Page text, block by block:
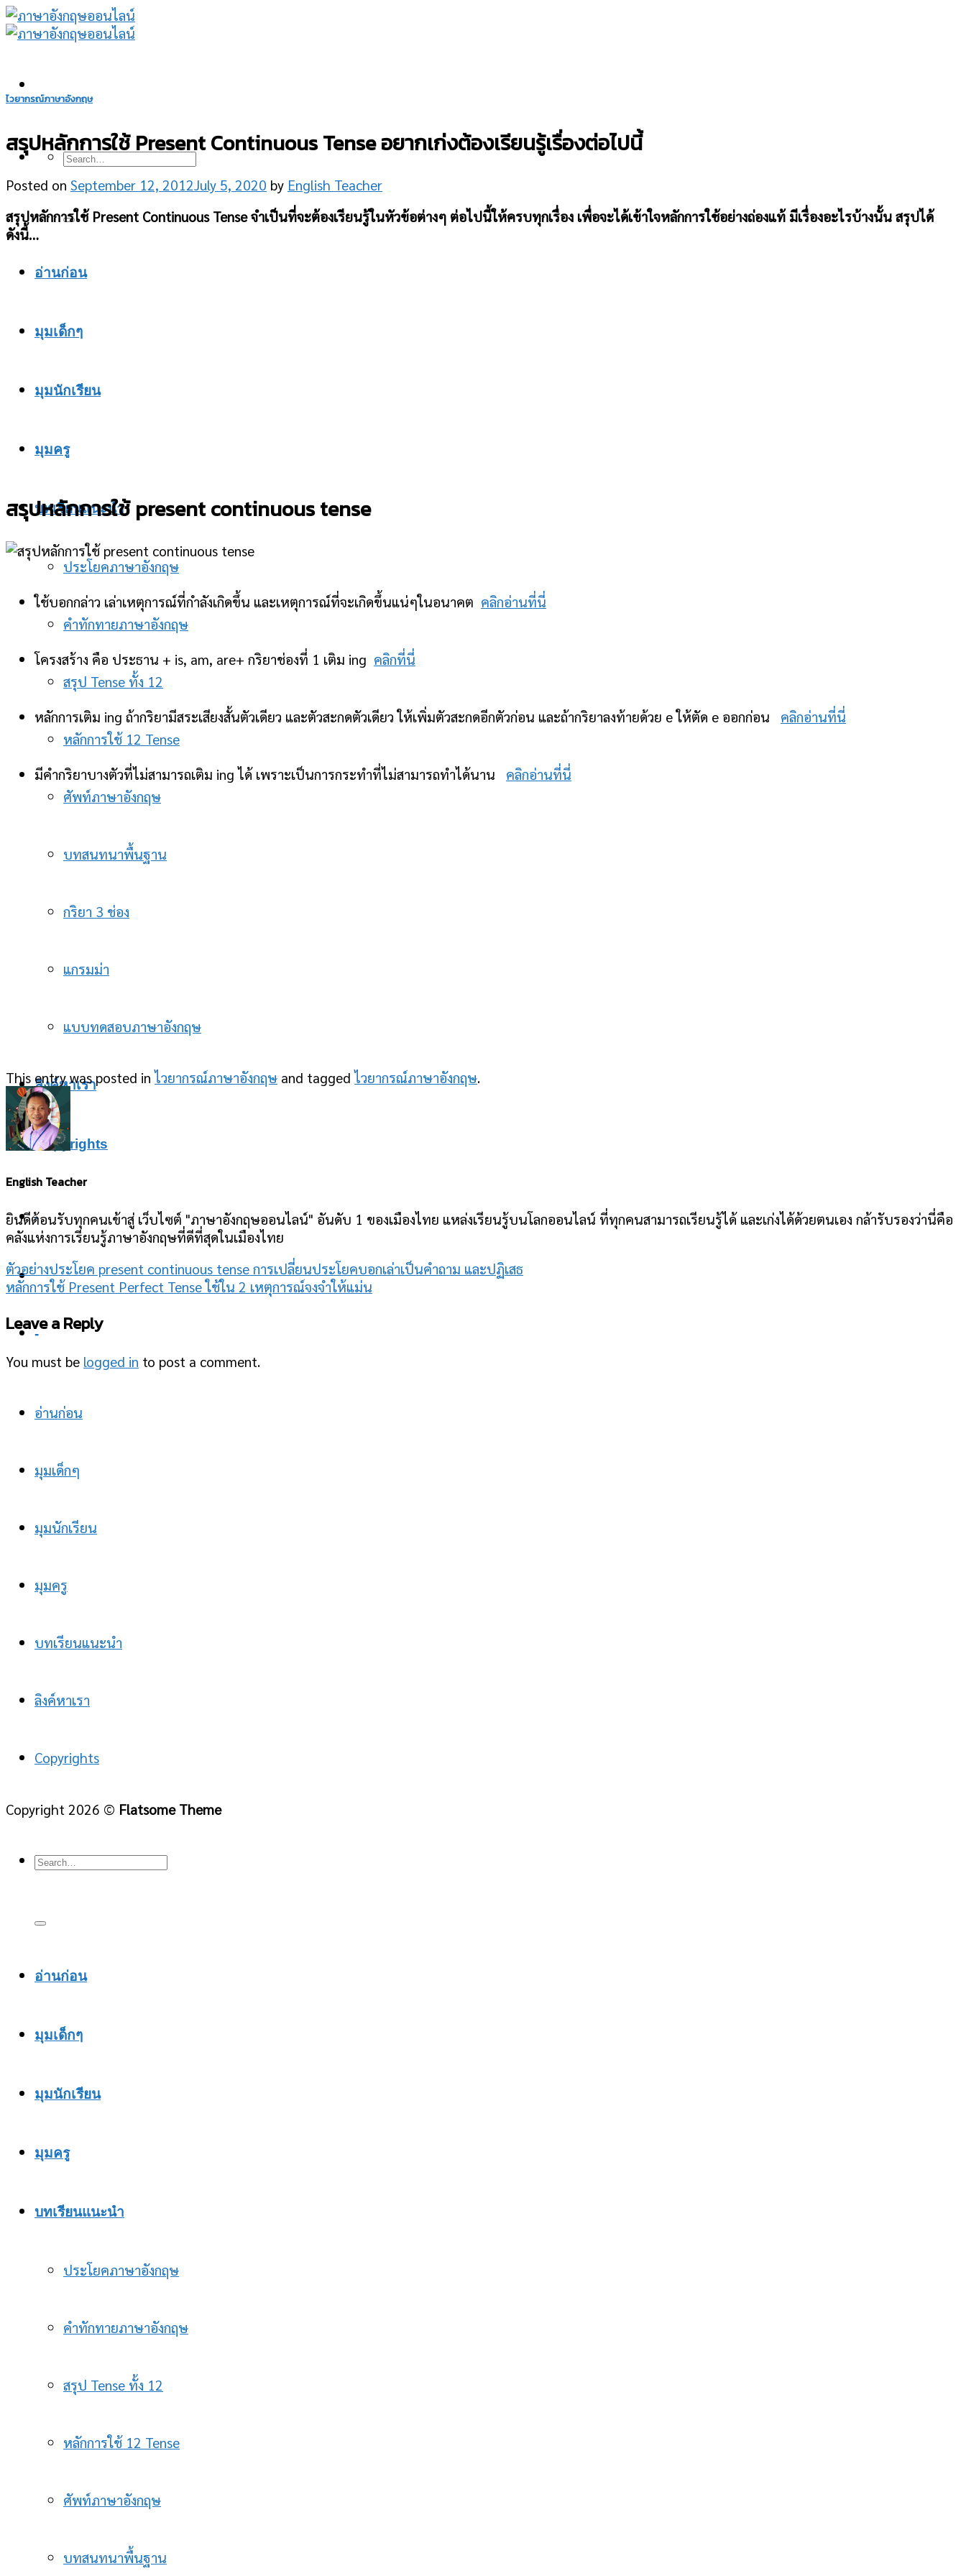
Skip
to
อ่านก่อน
มุมเด็กๆ
มุมนักเรียน
มุมครู
บทเรียนแนะนำ
ประโยคภาษาอังกฤษ
คำทักทายภาษาอังกฤษ
สรุป Tense ทั้ง 12
หลักการใช้ 12 Tense
ศัพท์ภาษาอังกฤษ
บทสนทนาพื้นฐาน
กริยา 3 ช่อง
แกรมม่า
แบบทดสอบภาษาอังกฤษ
ลิงค์หาเรา
Copyrights
-
-
ไวยากรณ์ภาษาอังกฤษ
สรุปหลักการใช้ Present Continuous Tense อยากเก่งต้องเรียนรู้เรื่องต่อไปนี้
Posted on September 12, 2012 July 5, 2020 by English Teacher
สรุปหลักการใช้ Present Continuous Tense จำเป็นที่จะต้องเรียนรู้ในหัวข้อต่างๆ ต่อไปนี้ให้ครบทุกเรื่อง เพื่อจะได้เข้าใจหลักการใช้อย่างถ่องแท้ มีเรื่องอะไรบ้างนั้น สรุปได้
ดังนี้…
สรุปหลักการใช้ present continuous tense
ใช้บอกกล่าว เล่าเหตุการณ์ที่กำลังเกิดขึ้น และเหตุการณ์ที่จะเกิดขึ้นแน่ๆในอนาคต คลิกอ่านที่นี่
โครงสร้าง คือ ประธาน + is, am, are+ กริยาช่องที่ 1 เติม ing คลิกที่นี่
หลักการเติม ing ถ้ากริยามีสระเสียงสั้นตัวเดียว และตัวสะกดตัวเดียว ให้เพิ่มตัวสะกดอีกตัวก่อน และถ้ากริยาลงท้ายด้วย e ให้ตัด e ออกก่อน คลิกอ่านที่นี่
มีคำกริยาบางตัวที่ไม่สามารถเติม ing ได้ เพราะเป็นการกระทำที่ไม่สามารถทำได้นาน คลิกอ่านที่นี่
This entry was posted inไวยากรณ์ภาษาอังกฤษ and taggedไวยากรณ์ภาษาอังกฤษ.
English Teacher
ยินดีต้อนรับทุกคนเข้าสู่ เว็บไซต์ "ภาษาอังกฤษออนไลน์" อันดับ 1 ของเมืองไทย แหล่งเรียนรู้บนโลกออนไลน์ ที่ทุกคนสามารถเรียนรู้ได้ และเก่งได้ด้วยตนเอง กล้ารับรองว่านี่คือ
คลังแห่งการเรียนรู้ภาษาอังกฤษที่ดีที่สุดในเมืองไทย
ตัวอย่างประโยค present continuous tense การเปลี่ยนประโยคบอกเล่าเป็นคำถาม และปฏิเสธ
หลักการใช้ Present Perfect Tense ใช้ใน 2 เหตุการณ์จงจำให้แม่น
Leave a Reply
You must be logged in to post a comment.
อ่านก่อน
มุมเด็กๆ
มุมนักเรียน
มุมครู
บทเรียนแนะนำ
ลิงค์หาเรา
Copyrights
Copyright 2026 © Flatsome Theme
อ่านก่อน
มุมเด็กๆ
มุมนักเรียน
มุมครู
บทเรียนแนะนำ
ประโยคภาษาอังกฤษ
คำทักทายภาษาอังกฤษ
สรุป Tense ทั้ง 12
หลักการใช้ 12 Tense
ศัพท์ภาษาอังกฤษ
บทสนทนาพื้นฐาน